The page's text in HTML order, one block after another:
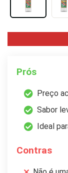
Prós
Preço
Sabor
Ideal
Contras